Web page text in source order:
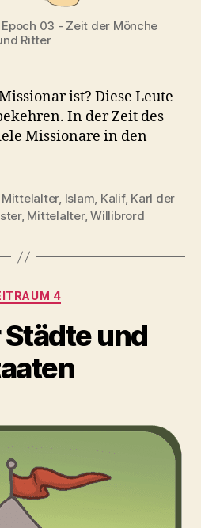
03 - Zeit der Mönche
Ritter
ist? Diese Leute
In der Zeit des
Missionare in den
Mittelalter, Islam, Kalif, Karl der
, Mittelalter,Willibrord
Kategorien
4
und